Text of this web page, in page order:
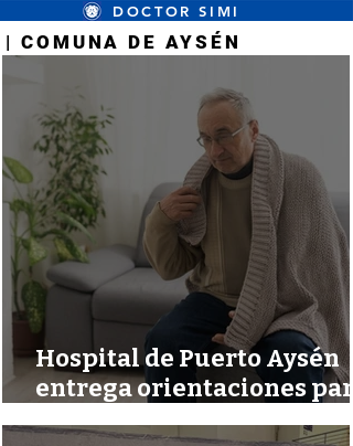
DOCTOR SIMI
| COMUNA DE AYSÉN
| COMUNA DE AYSÉN
Hospital de Puerto Aysén
entrega orientaciones para
reconocer a tiempo las